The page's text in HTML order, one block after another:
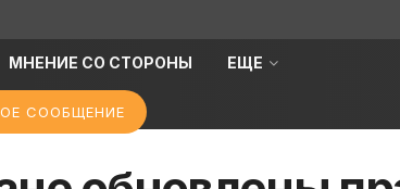
МНЕНИЕ СО СТОРОНЫ ЕЩЕ
СООБЩЕНИЕ